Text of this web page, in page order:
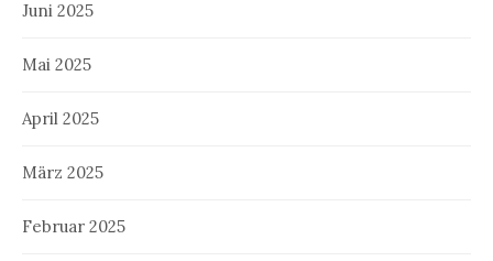
Juni 2025
Mai 2025
April 2025
März 2025
Februar 2025